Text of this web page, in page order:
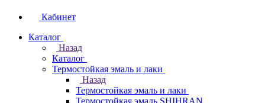
Кабинет
Каталог
Назад
Каталог
Термостойкая эмаль и лаки
Назад
Термостойкая эмаль и лаки
Термостойкая эмаль SHIHRAN